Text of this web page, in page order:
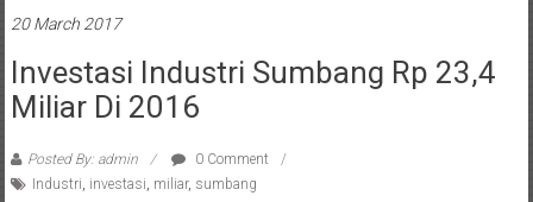
20 March 2017
Investasi Industri Sumbang Rp 23,4
Miliar Di 2016
Posted By: admin
0 Comment
Industri investasi miliar, sumbang